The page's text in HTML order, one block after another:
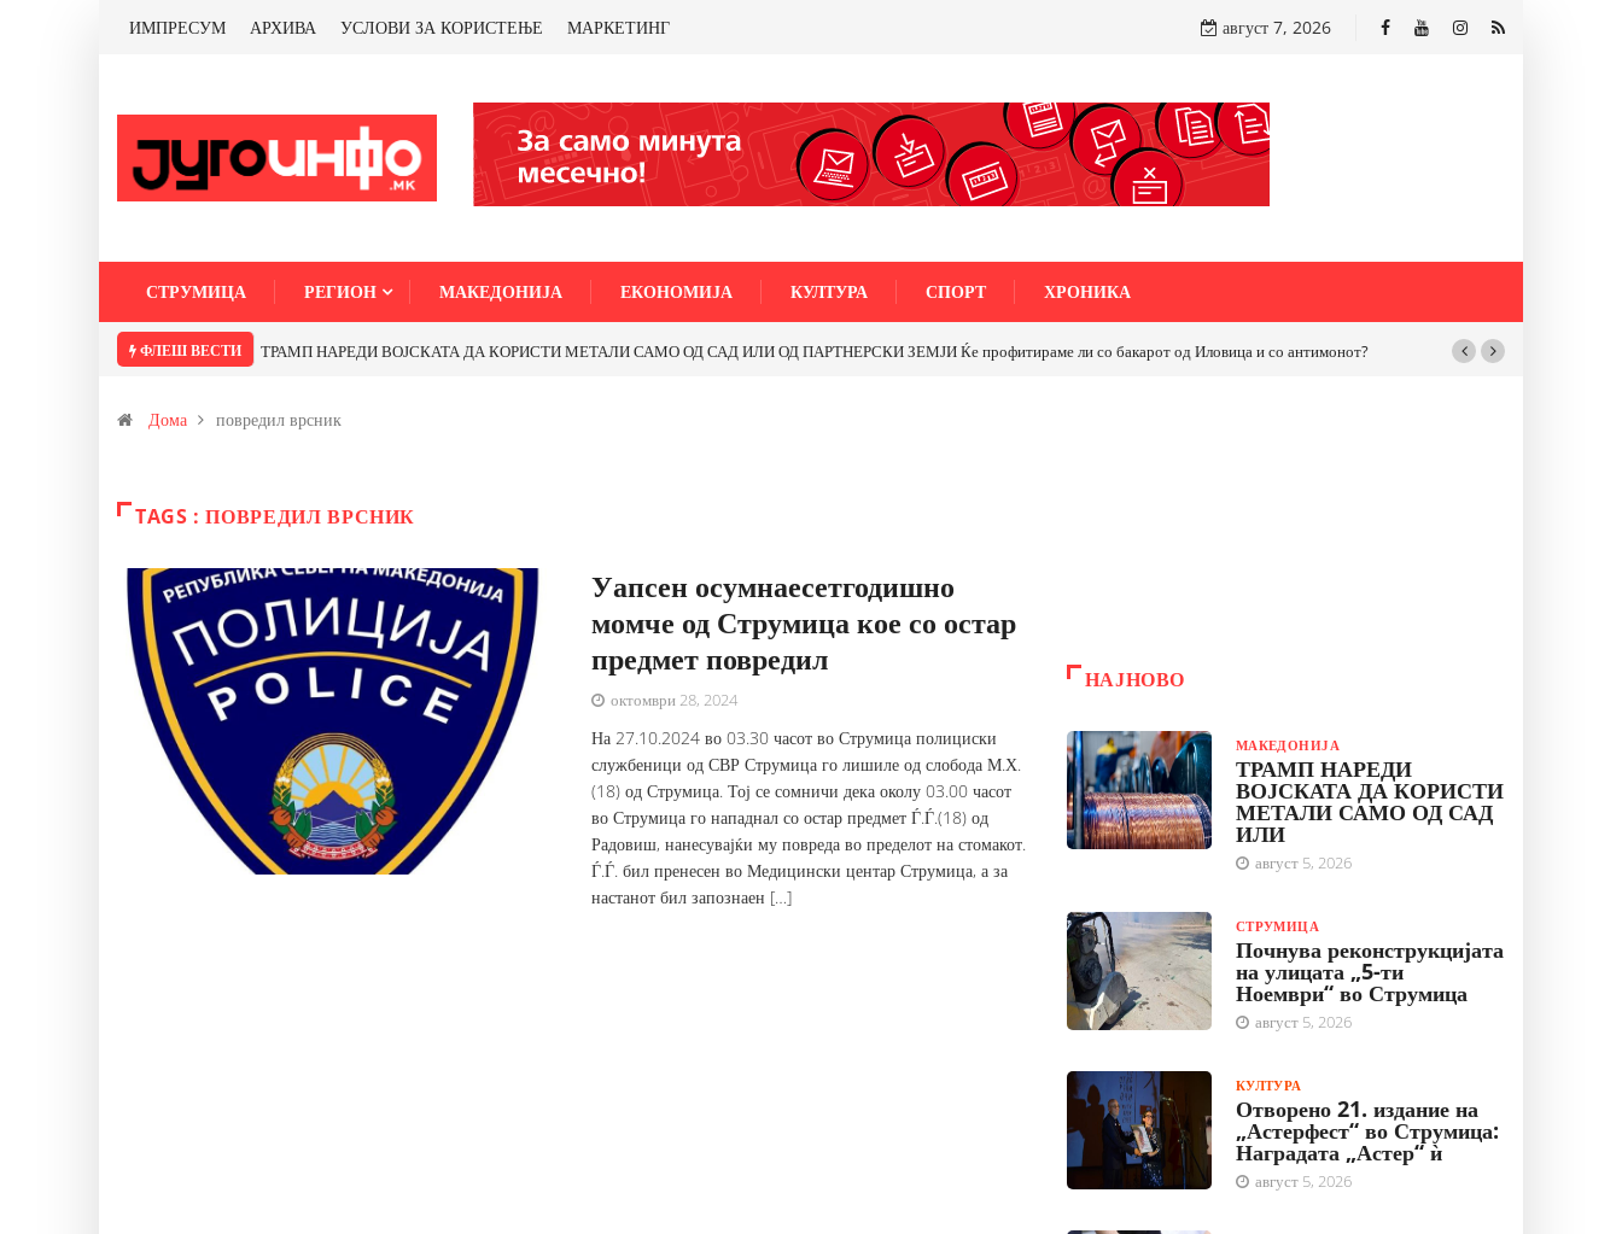
ИМПРЕСУМ АРХИВА УСЛОВИ ЗА КОРИСТЕЊЕ МАРКЕТИНГ август 7, 2026
СТРУМИЦА РЕГИОН МАКЕДОНИЈА ЕКОНОМИЈА КУЛТУРА СПОРТ ХРОНИКА
ФЛЕШ ВЕСТИ ТРАМП НАРЕДИ ВОЈСКАТА ДА КОРИСТИ МЕТАЛИ САМО ОД САД ИЛИ ОД ПАРТНЕРСКИ ЗЕМЈИ Ќе профитираме ли со бакарот од Иловица и со антимонот?
Дома повредил врсник
TAGS : ПОВРЕДИЛ ВРСНИК
Уапсен осумнаесетгодишно
момче од Струмица кое со остар
предмет повредил
октомври 28, 2024
На 27.10.2024 во 03.30 часот во Струмица полициски
службеници од СВР Струмица го лишиле од слобода М.Х.
(18) од Струмица. Тој се сомничи дека околу 03.00 часот
во Струмица го нападнал со остар предмет Ѓ.Ѓ.(18) од
Радовиш, нанесувајќи му повреда во пределот на стомакот.
Ѓ.Ѓ. бил пренесен во Медицински центар Струмица, а за
настанот бил запознаен […]
НАЈНОВО
МАКЕДОНИЈА
ТРАМП НАРЕДИ
ВОЈСКАТА ДА КОРИСТИ
МЕТАЛИ САМО ОД САД
ИЛИ
август 5, 2026
СТРУМИЦА
Почнува реконструкцијата
на улицата „5-ти
Ноември“ во Струмица
август 5, 2026
КУЛТУРА
Отворено 21. издание на
„Астерфест“ во Струмица:
Наградата „Астер“ ѝ
август 5, 2026